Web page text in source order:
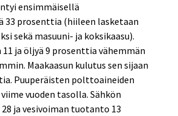
ensimmäisellä
33 prosenttia (hiileen lasketaan
sekä masuuni- ja koksikaasu).
ja öljyä 9 prosenttia vähemmän
Maakaasun kulutus sen sijaan
Puuperäisten polttoaineiden
vuoden tasolla. Sähkön
ja vesivoiman tuotanto 13